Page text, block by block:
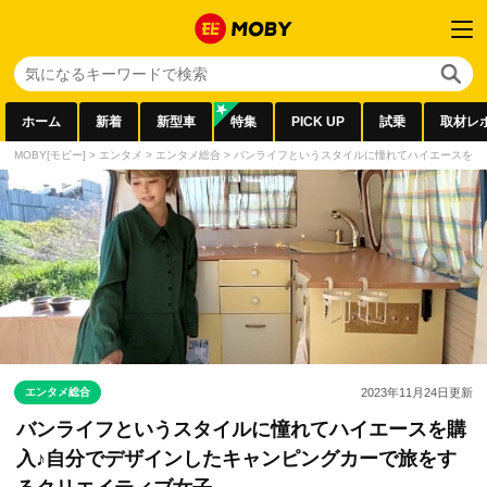
ホーム 新着 新型車 特集 PICK UP 試乗 取材レ
MOBY[モビー] > エンタメ > エンタメ総合 > バンライフというスタイルに憧れてハイエースを
エンタメ総合 2023年11月24日更新
バンライフというスタイルに憧れてハイエースを購
入♪自分でデザインしたキャンピングカーで旅をす